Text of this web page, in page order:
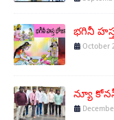
భగినీ
October
న్యూ